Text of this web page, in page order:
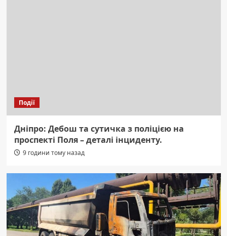
Події
Дніпро: Дебош та сутичка з поліцією на
проспекті Поля – деталі інциденту.
9 години тому назад